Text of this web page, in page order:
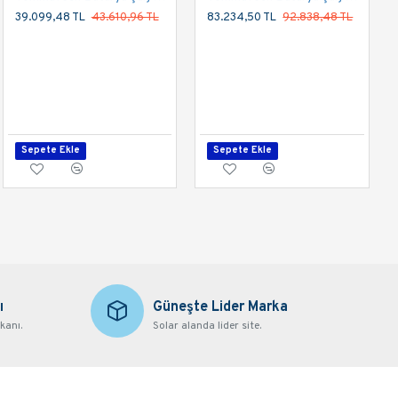
Sepete Ekle
39.099,48 TL 43.610,96 TL
Sepete Ekle
83.234,50 TL 92.838,48 TL
Sepete Ekle
Güneşte Lider Marka
Solar alanda lider site.